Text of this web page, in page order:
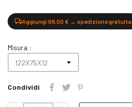
Aggiungi 99,00 € → spedizione gratuita
Misura :
Condividi